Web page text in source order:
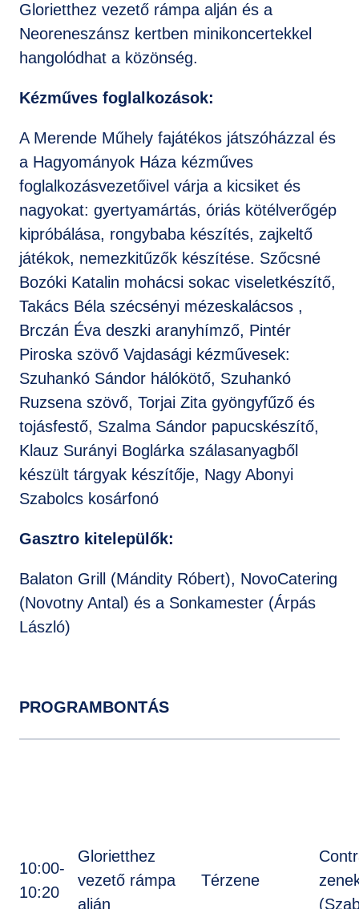
Glorietthez vezető rámpa alján és a
Neoreneszánsz kertben minikoncertekkel
hangolódhat a közönség.
Kézműves foglalkozások:
A Merende Műhely fajátékos játszóházzal és
a Hagyományok Háza kézműves
foglalkozásvezetőivel várja a kicsiket és
nagyokat: gyertyamártás, óriás kötélverőgép
kipróbálása, rongybaba készítés, zajkeltő
játékok, nemezkitűzők készítése. Szőcsné
Bozóki Katalin mohácsi sokac viseletkészítő,
Takács Béla szécsényi mézeskalácsos ,
Brczán Éva deszki aranyhímző, Pintér
Piroska szövő Vajdasági kézművesek:
Szuhankó Sándor hálókötő, Szuhankó
Ruzsena szövő, Torjai Zita gyöngyfűző és
tojásfestő, Szalma Sándor papucskészítő,
Klauz Surányi Boglárka szálasanyagből
készült tárgyak készítője, Nagy Abonyi
Szabolcs kosárfonó
Gasztro kitelepülők:
Balaton Grill (Mándity Róbert), NovoCatering
(Novotny Antal) és a Sonkamester (Árpás
László)
PROGRAMBONTÁS
10:00-
10:20
Glorietthez
vezető rámpa
alján
Térzene